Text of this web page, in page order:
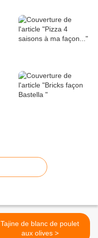
Tajine de blanc de poulet
aux olives >